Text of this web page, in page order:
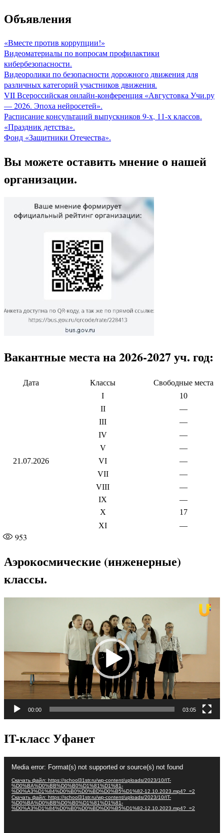
Объявления
«Вместе против коррупции!»
Видеоматериалы по вопросам профилактики
кибербезопасности.
Видеоролики по безопасности дорожного движения для
различных категорий участников движения.
VII Всероссийская онлайн-конференция «Августовка Учи.ру
— 2026. Эпоха нейросетей».
Расписание консультаций выпускников 9-х, 11-х классов.
«Праздник детства».
Фонд «Защитники Отечества».
Вы можете оставить мнение о нашей
организации.
Вакантные места на 2026-2027 уч. год:
Дата Классы Свободные места
21.07.2026
I
10
II
—
III
—
IV
—
V
—
VI
—
VII
—
VIII
—
IX
—
X
17
XI
—
953
Аэрокосмические (инженерные)
классы.
00:00 03:05
IT-класс Уфанет
Media error: Format(s) not supported or source(s) not found
Скачать файл: https://school31str.ru/wp-content/uploads/2023/10/IT-
%D0%BA%D0%BB%D0%B0%D1%81%D1%81-
%D0%A3%D1%84%D0%B0%D0%BD%D0%B5%D1%82-12.10.2023.mp4?_=2
Скачать файл: https://school31str.ru/wp-content/uploads/2023/10/IT-
%D0%BA%D0%BB%D0%B0%D1%81%D1%81-
%D0%A3%D1%84%D0%B0%D0%BD%D0%B5%D1%82-12.10.2023.mp4?_=2